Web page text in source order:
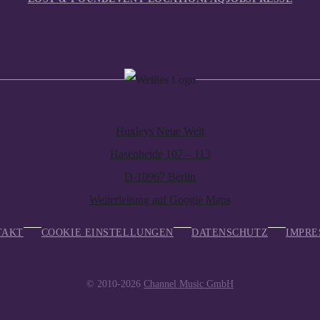
Huxleys Neue Welt
Hasenheide 107 – 113
D-10967 Berlin
Weiterleitung auf Google Maps
COOKIE EINSTELLUNGEN DATENSCHUTZ
© 2010-2026 Channel Music GmbH